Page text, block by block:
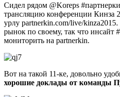
Сидел рядом @Koreps
трансляцию конференции Кинза
урлу partnerkin.com/live/kinza2015.
рынок по своему, так что инсайт
мониторить на partnerkin.
Вот на такой 11-ке, довольно
хорошие доклады от команды